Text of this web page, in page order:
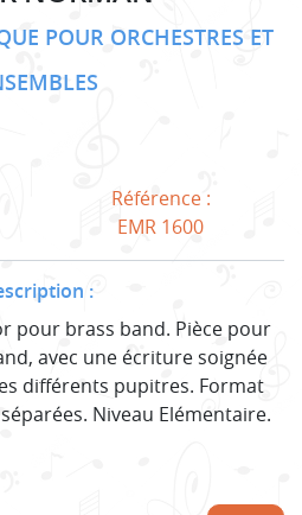
POUR ORCHESTRES ET
Référence :
EMR 1600
:
pour brass band. Pièce pour
avec une écriture soignée
différents pupitres. Format
Niveau Elémentaire.